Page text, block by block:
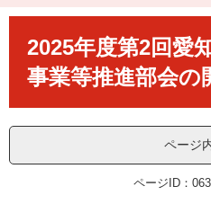
本
2025年度第2回愛
事業等推進部会の
ページ
ページID：